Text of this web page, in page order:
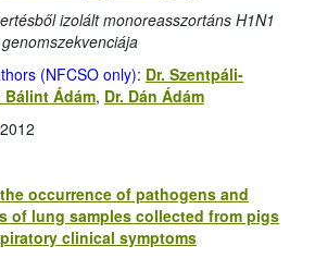
izolált monoreasszortáns H1N1
(NFCSO only): Dr. Szentpáli-
Bálint Ádám, Dr. Dán Ádám
occurrence of pathogens and
of lung samples collected from pigs
clinical symptoms